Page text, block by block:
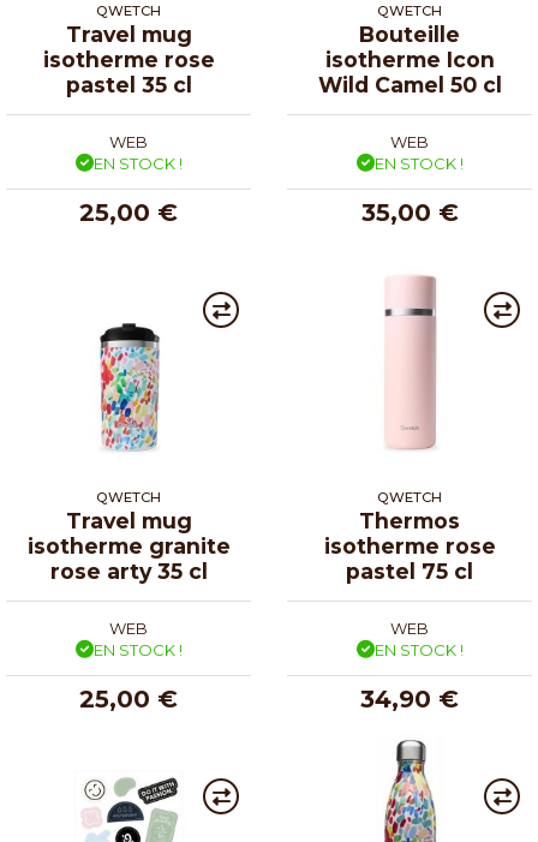
QWETCH
Travel mug
isotherme rose
pastel 35 cl
WEB
EN STOCK !
25,00 €
QWETCH
Bouteille
isotherme Icon
Wild Camel 50 cl
WEB
EN STOCK !
35,00 €
QWETCH
Travel mug
isotherme granite
rose arty 35 cl
WEB
EN STOCK !
25,00 €
QWETCH
Thermos
isotherme rose
pastel 75 cl
WEB
EN STOCK !
34,90 €